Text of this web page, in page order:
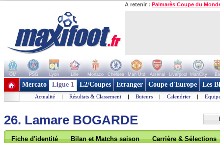
A retenir : Palmarès Coupe du
OM PSG Lyon Lille Monaco Chelsea Man Utd Arsenal Liverpool ManCity
+ de clubs
Mercato Ligue 1 L2/Coupes Etranger Coupe d'Europe Les
Actualité | Résultats & Classement | Buteurs | Calendrier |
26. Lamare BOGARDE
Fiche d'identité Bilan et Matchs saison Carrière & Sélections